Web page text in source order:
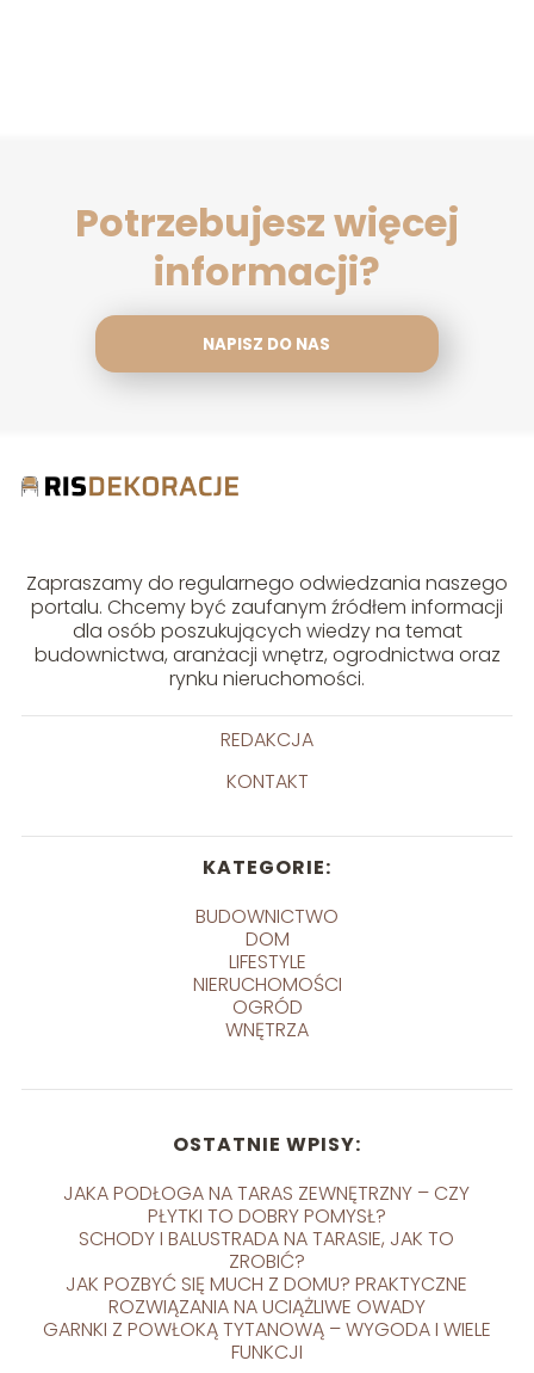
Potrzebujesz więcej
informacji?
NAPISZ DO NAS
Zapraszamy do regularnego odwiedzania naszego
portalu. Chcemy być zaufanym źródłem informacji
dla osób poszukujących wiedzy na temat
budownictwa, aranżacji wnętrz, ogrodnictwa oraz
rynku nieruchomości.
REDAKCJA
KONTAKT
KATEGORIE:
BUDOWNICTWO
DOM
LIFESTYLE
NIERUCHOMOŚCI
OGRÓD
WNĘTRZA
OSTATNIE WPISY:
JAKA PODŁOGA NA TARAS ZEWNĘTRZNY – CZY
PŁYTKI TO DOBRY POMYSŁ?
SCHODY I BALUSTRADA NA TARASIE, JAK TO
ZROBIĆ?
JAK POZBYĆ SIĘ MUCH Z DOMU? PRAKTYCZNE
ROZWIĄZANIA NA UCIĄŻLIWE OWADY
GARNKI Z POWŁOKĄ TYTANOWĄ – WYGODA I WIELE
FUNKCJI